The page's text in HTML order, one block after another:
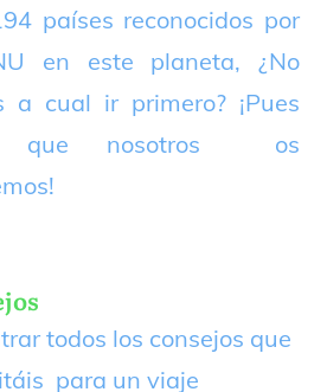
países reconocidos por
en este planeta, ¿No
a cual ir primero? ¡Pues
que nosotros os
todos los consejos que
para un viaje